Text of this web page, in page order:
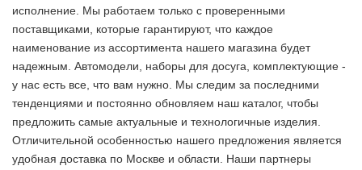
исполнение. Мы работаем только с проверенными
поставщиками, которые гарантируют, что каждое
наименование из ассортимента нашего магазина будет
надежным. Автомодели, наборы для досуга, комплектующие -
у нас есть все, что вам нужно. Мы следим за последними
тенденциями и постоянно обновляем наш каталог, чтобы
предложить самые актуальные и технологичные изделия.
Отличительной особенностью нашего предложения является
удобная доставка по Москве и области. Наши партнеры